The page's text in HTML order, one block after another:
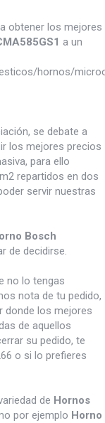
obtener los mejores
a un
hornos/
se debate a
los mejores precios
para ello
repartidos en dos
servir nuestras
Bosch
de decidirse.
no lo tengas
nota de tu pedido,
donde los mejores
de aquellos
su pedido, te
o si lo prefieres
de Hornos
por ejemplo Horno